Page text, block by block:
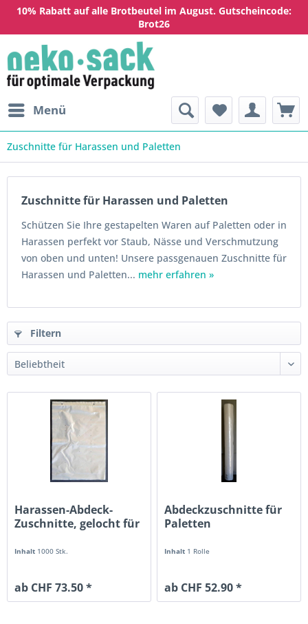
10% Rabatt auf alle Brotbeutel im August. Gutscheincode:
Brot26
Menü
Zuschnitte für Harassen und Paletten
Zuschnitte für Harassen und Paletten
Schützen Sie Ihre gestapelten Waren auf Paletten oder in
Harassen perfekt vor Staub, Nässe und Verschmutzung
von oben und unten! Unsere passgenauen Zuschnitte für
Harassen und Paletten... mehr erfahren »
Filtern
Harassen-Abdeck-
Zuschnitte, gelocht für
Inhalt 1000 Stk.
ab CHF 73.50 *
Abdeckzuschnitte für
Paletten
Inhalt 1 Rolle
ab CHF 52.90 *